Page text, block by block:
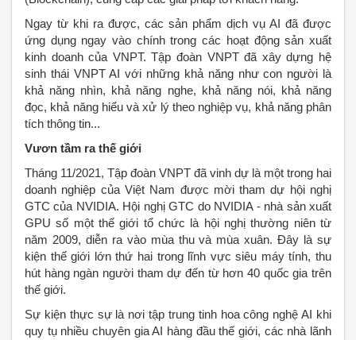
Ngay từ khi ra được, các sản phẩm dịch vụ AI đã được
ứng dụng ngay vào chính trong các hoạt động sản xuất
kinh doanh của VNPT. Tập đoàn VNPT đã xây dựng hệ
sinh thái VNPT AI với những khả năng như con người là
khả năng nhìn, khả năng nghe, khả năng nói, khả năng
đọc, khả năng hiểu và xử lý theo nghiệp vụ, khả năng phân
tích thông tin...
Vươn tầm ra thế giới
Tháng 11/2021, Tập đoàn VNPT đã vinh dự là một trong hai
doanh nghiệp của Việt Nam được mời tham dự hội nghị
GTC của NVIDIA. Hội nghị GTC do NVIDIA - nhà sản xuất
GPU số một thế giới tổ chức là hội nghị thường niên từ
năm 2009, diễn ra vào mùa thu và mùa xuân. Đây là sự
kiện thế giới lớn thứ hai trong lĩnh vực siêu máy tính, thu
hút hàng ngàn người tham dự đến từ hơn 40 quốc gia trên
thế giới.
Sự kiện thực sự là nơi tập trung tinh hoa công nghệ AI khi
quy tụ nhiều chuyên gia AI hàng đầu thế giới, các nhà lãnh